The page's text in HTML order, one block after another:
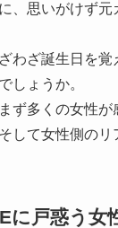
、思いがけず
わざ誕生日を
しょうか。
ず多くの女性
して女性側のリ
に戸惑う女